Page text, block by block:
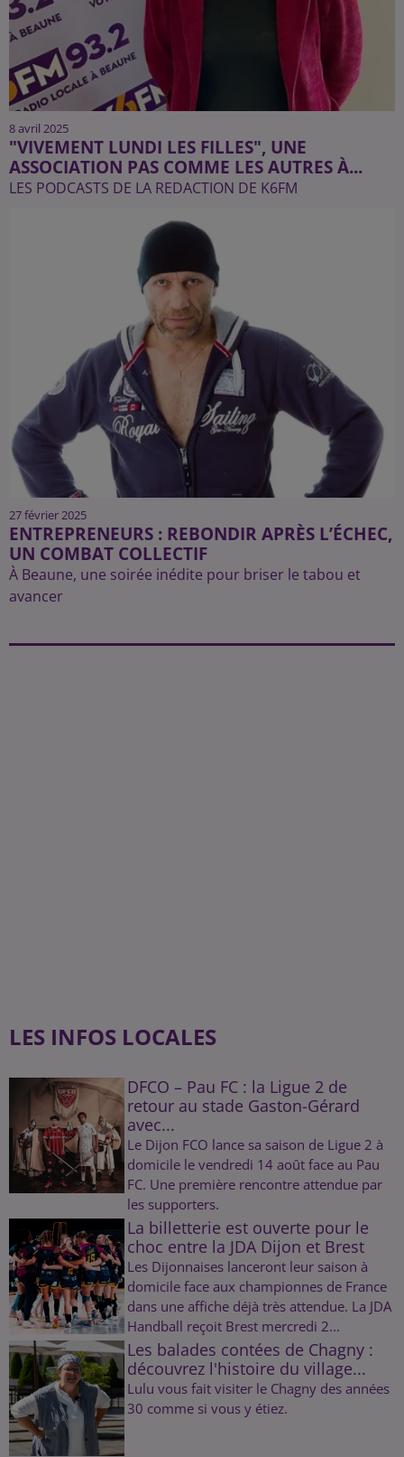
8 avril 2025
"VIVEMENT LUNDI LES FILLES", UNE
ASSOCIATION PAS COMME LES AUTRES À...
LES PODCASTS DE LA REDACTION DE K6FM
27 février 2025
ENTREPRENEURS : REBONDIR APRÈS L’ÉCHEC,
UN COMBAT COLLECTIF
À Beaune, une soirée inédite pour briser le tabou et
avancer
LES INFOS LOCALES
DFCO – Pau FC : la Ligue 2 de
retour au stade Gaston-Gérard
avec...
Le Dijon FCO lance sa saison de Ligue 2 à
domicile le vendredi 14 août face au Pau
FC. Une première rencontre attendue par
les supporters.
La billetterie est ouverte pour le
choc entre la JDA Dijon et Brest
Les Dijonnaises lanceront leur saison à
domicile face aux championnes de France
dans une affiche déjà très attendue. La JDA
Handball reçoit Brest mercredi 2...
Les balades contées de Chagny :
découvrez l'histoire du village...
Lulu vous fait visiter le Chagny des années
30 comme si vous y étiez.